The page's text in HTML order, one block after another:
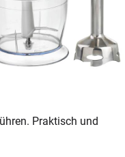
Praktisch und